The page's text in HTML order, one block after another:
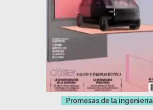
Promesas de la ingeniería